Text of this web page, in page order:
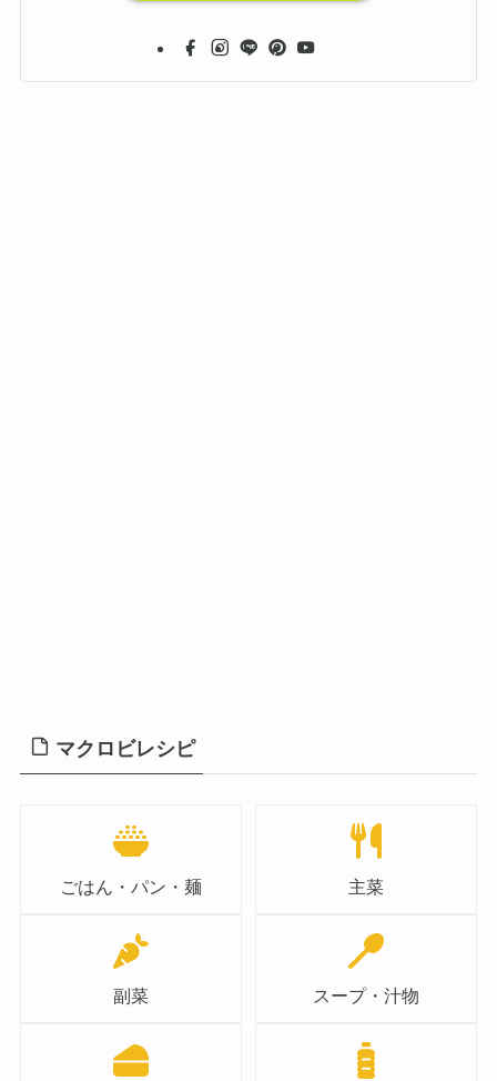
マクロビレシピ
ごはん・パン・麺 主菜
副菜 スープ・汁物